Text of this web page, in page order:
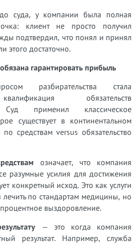
суда, у компании была полная
клиент не просто получил
подтвердил, что понял и принял
этого достаточно.
гарантировать прибыль
разбирательства стала
обязательств
Суд применил классическое
существует в континентальном
по средствам versus обязательство
означает, что компания
разумные усилия для достижения
конкретный исход. Это как услуги
лечить по стандартам медицины, но
выздоровление.
— это когда компания
результат. Например, служба